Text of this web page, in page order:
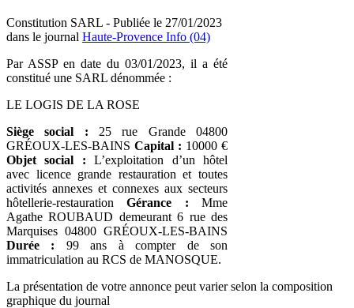
Constitution SARL - Publiée le 27/01/2023
dans le journal Haute-Provence Info (04)
Par ASSP en date du 03/01/2023, il a été
constitué une SARL dénommée :
LE LOGIS DE LA ROSE
Siège social : 25 rue Grande 04800
GRÉOUX-LES-BAINS Capital : 10000 €
Objet social : L’exploitation d’un hôtel
avec licence grande restauration et toutes
activités annexes et connexes aux secteurs
hôtellerie-restaurationGérance : Mme
Agathe ROUBAUD demeurant 6 rue des
Marquises 04800 GRÉOUX-LES-BAINS
Durée : 99 ans à compter de son
immatriculation au RCS de MANOSQUE.
La présentation de votre annonce peut varier selon la composition
graphique du journal